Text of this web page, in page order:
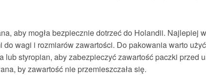
aby mogła bezpiecznie dotrzeć do Holandii. Najlepiej
wagi i rozmiarów zawartości. Do pakowania warto
lub styropian, aby zabezpieczyć zawartość paczki przed
by zawartość nie przemieszczała się.